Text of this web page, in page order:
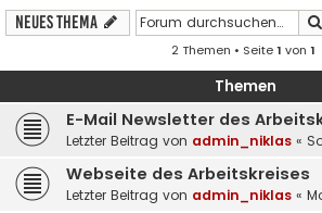
Neues Thema
2 Themen • Seite1 von 1
Themen
E-Mail Newsletter des
Letzter Beitrag von admin_niklas «
Webseite des Arbeitskreises
Letzter Beitrag von admin_niklas «